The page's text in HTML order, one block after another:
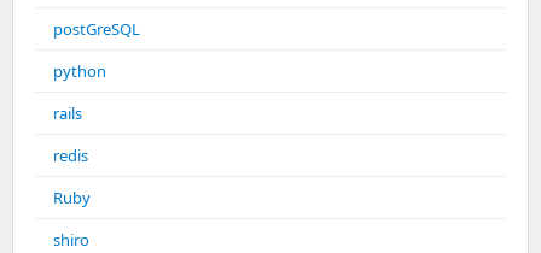
postGreSQL
python
rails
redis
Ruby
shiro